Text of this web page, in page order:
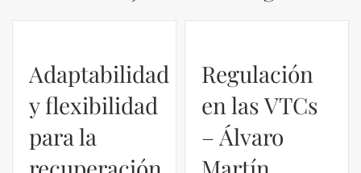
Adaptabilidad
y flexibilidad
para la
Regulación
en las VTCs
– Álvaro